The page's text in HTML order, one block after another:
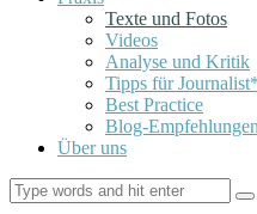
Texte und Fotos
Videos
Analyse und Kritik
Tipps für
Best Practice
Blog-Empfehlungen
Über uns